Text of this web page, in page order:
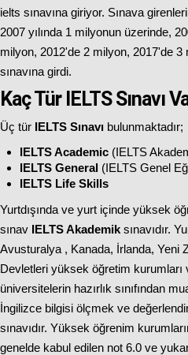
ielts sınavına giriyor. Sınava
2007 yılında 1 milyonun üzerinde,
milyon, 2012'de 2 milyon, 2017'de
sınavına girdi.
Kaç Tür IELTS Sınavı
Üç tür IELTS Sınavı bulunmaktadır;
IELTS Academic (IELTS
IELTS General (IELTS Genel
IELTS Life Skills
Yurtdışında ve yurt içinde yüksek
sınav IELTS Akademik sınavıdır.
Avusturalya , Kanada, İrlanda, Yeni
Devletleri yüksek öğretim kurumları
üniversitelerin hazırlık sınıfından
İngilizce bilgisi ölçmek ve
sınavıdır. Yüksek öğrenim
genelde kabul edilen not 6.0 ve